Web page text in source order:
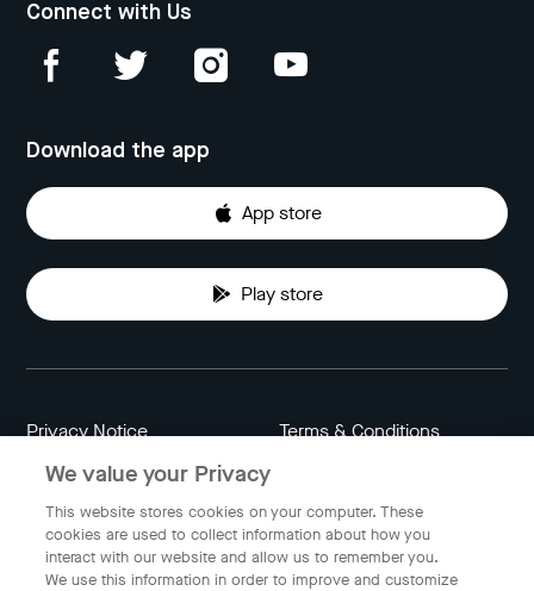
Connect with Us
Download the app
App store
Play store
Privacy Notice Terms & Conditions
Data Attribution
Indonesia
We value your Privacy
This website stores cookies on your computer. These
cookies are used to collect information about how you
interact with our website and allow us to remember you.
We use this information in order to improve and customize